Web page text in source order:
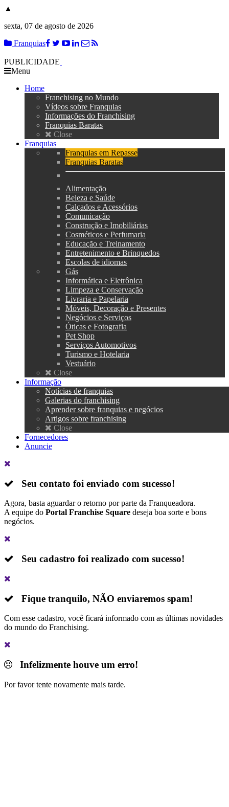
▲
sexta, 07 de agosto de 2026
Franquias
PUBLICIDADE
Menu
Home
Franchising no Mundo
Vídeos sobre Franquias
Informações do Franchising
Franquias Baratas
Close
Franquias
Franquias em Repasse
Franquias Baratas
Alimentação
Beleza e Saúde
Calçados e Acessórios
Comunicação
Construção e Imobiliárias
Cosméticos e Perfumaria
Educação e Treinamento
Entretenimento e Brinquedos
Escolas de idiomas
Gás
Informática e Eletrônica
Limpeza e Conservação
Livraria e Papelaria
Móveis, Decoração e Presentes
Negócios e Serviços
Óticas e Fotografia
Pet Shop
Serviços Automotivos
Turismo e Hotelaria
Vestuário
Close
Informação
Notícias de franquias
Galerias do franchising
Aprender sobre franquias e negócios
Artigos sobre franchising
Close
Fornecedores
Anuncie
Seu contato foi enviado com sucesso!
Agora, basta aguardar o retorno por parte da Franqueadora.
A equipe do Portal Franchise Square deseja boa sorte e bons
negócios.
Seu cadastro foi realizado com sucesso!
Fique tranquilo, NÃO enviaremos spam!
Com esse cadastro, você ficará informado com as últimas novidades
do mundo do Franchising.
Infelizmente houve um erro!
Por favor tente novamente mais tarde.